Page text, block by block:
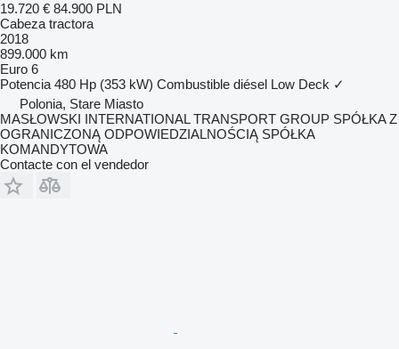
19.720 € 84.900 PLN
Cabeza tractora
2018
899.000 km
Euro 6
Potencia 480 Hp (353 kW) Combustible diésel Low Deck ✓
Polonia, Stare Miasto
MASŁOWSKI INTERNATIONAL TRANSPORT GROUP SPÓŁKA Z
OGRANICZONĄ ODPOWIEDZIALNOŚCIĄ SPÓŁKA
KOMANDYTOWA
Contacte con el vendedor